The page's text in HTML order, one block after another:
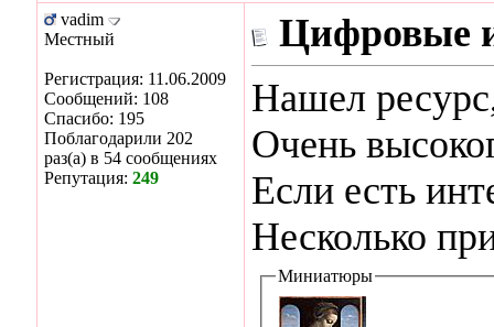
vadim
Местный
Регистрация: 11.06.2009
Сообщений: 108
Спасибо: 195
Поблагодарили 202
раз(а) в 54 сообщениях
Репутация: 249
Цифровые
Нашел
Очень
Если есть
Несколько
Миниатюры